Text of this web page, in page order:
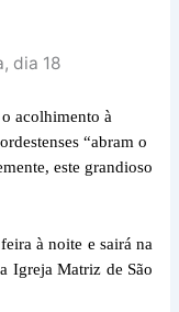
dia 18
acolhimento à
“abram o
este grandioso
à noite e sairá na
Igreja Matriz de São